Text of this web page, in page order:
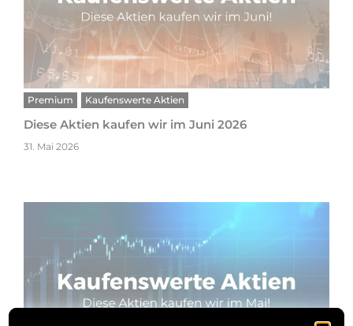
Premium Kaufenswerte Aktien
Diese Aktien kaufen wir im Juni 2026
31. Mai 2026